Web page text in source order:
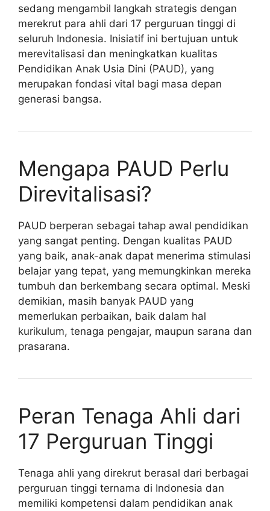
sedang mengambil langkah strategis dengan
merekrut para ahli dari 17 perguruan tinggi di
seluruh Indonesia. Inisiatif ini bertujuan untuk
merevitalisasi dan meningkatkan kualitas
Pendidikan Anak Usia Dini (PAUD), yang
merupakan fondasi vital bagi masa depan
generasi bangsa.
Mengapa PAUD Perlu
Direvitalisasi?
PAUD berperan sebagai tahap awal pendidikan
yang sangat penting. Dengan kualitas PAUD
yang baik, anak-anak dapat menerima stimulasi
belajar yang tepat, yang memungkinkan mereka
tumbuh dan berkembang secara optimal. Meski
demikian, masih banyak PAUD yang
memerlukan perbaikan, baik dalam hal
kurikulum, tenaga pengajar, maupun sarana dan
prasarana.
Peran Tenaga Ahli dari
17 Perguruan Tinggi
Tenaga ahli yang direkrut berasal dari berbagai
perguruan tinggi ternama di Indonesia dan
memiliki kompetensi dalam pendidikan anak